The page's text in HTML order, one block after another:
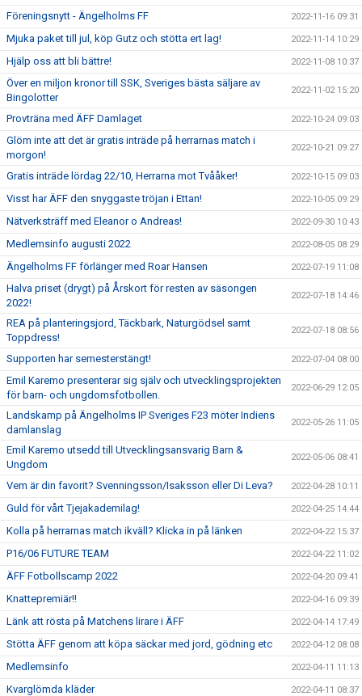
Föreningsnytt - Ängelholms FF 2022-11-16 09:31
Mjuka paket till jul, köp Gutz och stötta ert lag! 2022-11-14 10:29
Hjälp oss att bli bättre! 2022-11-08 10:37
Över en miljon kronor till SSK, Sveriges bästa säljare av
Bingolotter
2022-11-02 15:20
Provträna med ÄFF Damlaget 2022-10-24 09:03
Glöm inte att det är gratis inträde på herrarnas match i
morgon!
2022-10-21 09:27
Gratis inträde lördag 22/10, Herrarna mot Tvååker! 2022-10-15 09:03
Visst har ÄFF den snyggaste tröjan i Ettan! 2022-10-05 09:29
Nätverksträff med Eleanor o Andreas! 2022-09-30 10:43
Medlemsinfo augusti 2022 2022-08-05 08:29
Ängelholms FF förlänger med Roar Hansen 2022-07-19 11:08
Halva priset (drygt) på Årskort för resten av säsongen
2022!
2022-07-18 14:46
REA på planteringsjord, Täckbark, Naturgödsel samt
Toppdress!
2022-07-18 08:56
Supporten har semesterstängt! 2022-07-04 08:00
Emil Karemo presenterar sig själv och utvecklingsprojekten
för barn- och ungdomsfotbollen.
2022-06-29 12:05
Landskamp på Ängelholms IP Sveriges F23 möter Indiens
damlanslag
2022-05-26 11:05
Emil Karemo utsedd till Utvecklingsansvarig Barn &
Ungdom
2022-05-06 08:41
Vem är din favorit? Svenningsson/Isaksson eller Di Leva? 2022-04-28 10:11
Guld för vårt Tjejakademilag! 2022-04-25 14:44
Kolla på herrarnas match ikväll? Klicka in på länken 2022-04-22 15:37
P16/06 FUTURE TEAM 2022-04-22 11:02
ÄFF Fotbollscamp 2022 2022-04-20 09:41
Knattepremiär!! 2022-04-16 09:39
Länk att rösta på Matchens lirare i ÄFF 2022-04-14 17:49
Stötta ÄFF genom att köpa säckar med jord, gödning etc 2022-04-12 08:08
Medlemsinfo 2022-04-11 11:13
Kvarglömda kläder 2022-04-11 08:37